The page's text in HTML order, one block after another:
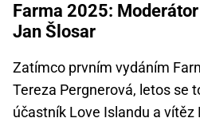
Farma 2025:
Jan Šlosar
Zatímco prvním vydáním
Tereza Pergnerová, letos se
účastník Love Islandu a vítěz